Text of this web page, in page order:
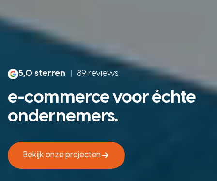
5,0 sterren 89 reviews
e-commerce voor échte
ondernemers.
Bekijk onze projecten